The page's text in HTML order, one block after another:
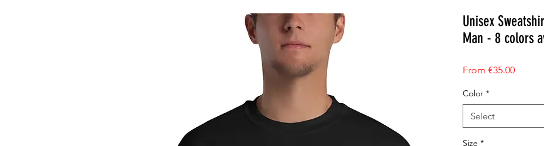
Unisex
Man - 8 colors
From €35.00Sale
Color *
Select
Size *